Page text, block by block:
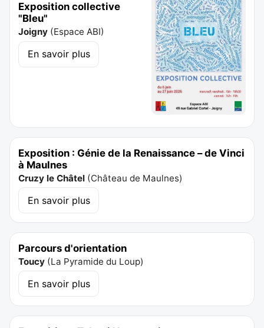
Exposition collective
"Bleu"
Joigny (Espace ABI)
En savoir plus
Exposition : Génie de la Renaissance – de Vinci
à Maulnes
Cruzy le Châtel (Château de Maulnes)
En savoir plus
Parcours d'orientation
Toucy (La Pyramide du Loup)
En savoir plus